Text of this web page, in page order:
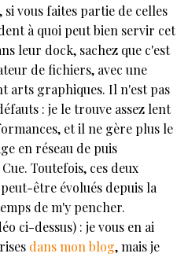
si vous faites partie de celles
à quoi peut bien servir cet
leur dock, sachez que c'est
de fichiers, avec une
arts graphiques. Il n'est pas
: je le trouve assez lent
et il ne gère plus le
en réseau de puis
Toutefois, ces deux
être évolués depuis la
de m'y pencher.
ci-dessus) : je vous en ai
dans mon blog, mais je